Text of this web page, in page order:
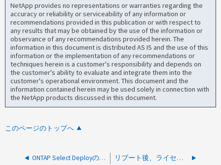
NetApp provides no representations or warranties regarding the
accuracy or reliability or serviceability of any information or
recommendations provided in this publication or with respect to
any results that may be obtained by the use of the information or
observance of any recommendations provided herein. The
information in this document is distributed AS IS and the use of this
information or the implementation of any recommendations or
techniques herein is a customer's responsibility and depends on
the customer's ability to evaluate and integrate them into the
customer's operational environment. This document and the
information contained herein may be used solely in connection with
the NetApp products discussed in this document.
このページのトップへ
ONTAP Select Deployのリストア後、プールライセンスの消費量がダッシュボードに表示されない リブート後、ライセンスの有効期限が切れているためONTAP Selectアグリゲートがオフラインになっている